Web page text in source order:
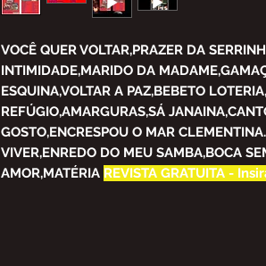
VOCÊ QUER VOLTAR,PRAZER DA
INTIMIDADE,MARIDO DA
ESQUINA,VOLTAR A PAZ,BEBETO
REFÚGIO,AMARGURAS,SÁ
GOSTO,ENCRESPOU O MAR
VIVER,ENREDO DO MEU SAMBA,BOCA
AMOR,MATÉRIA REVISTA GRATUITA -